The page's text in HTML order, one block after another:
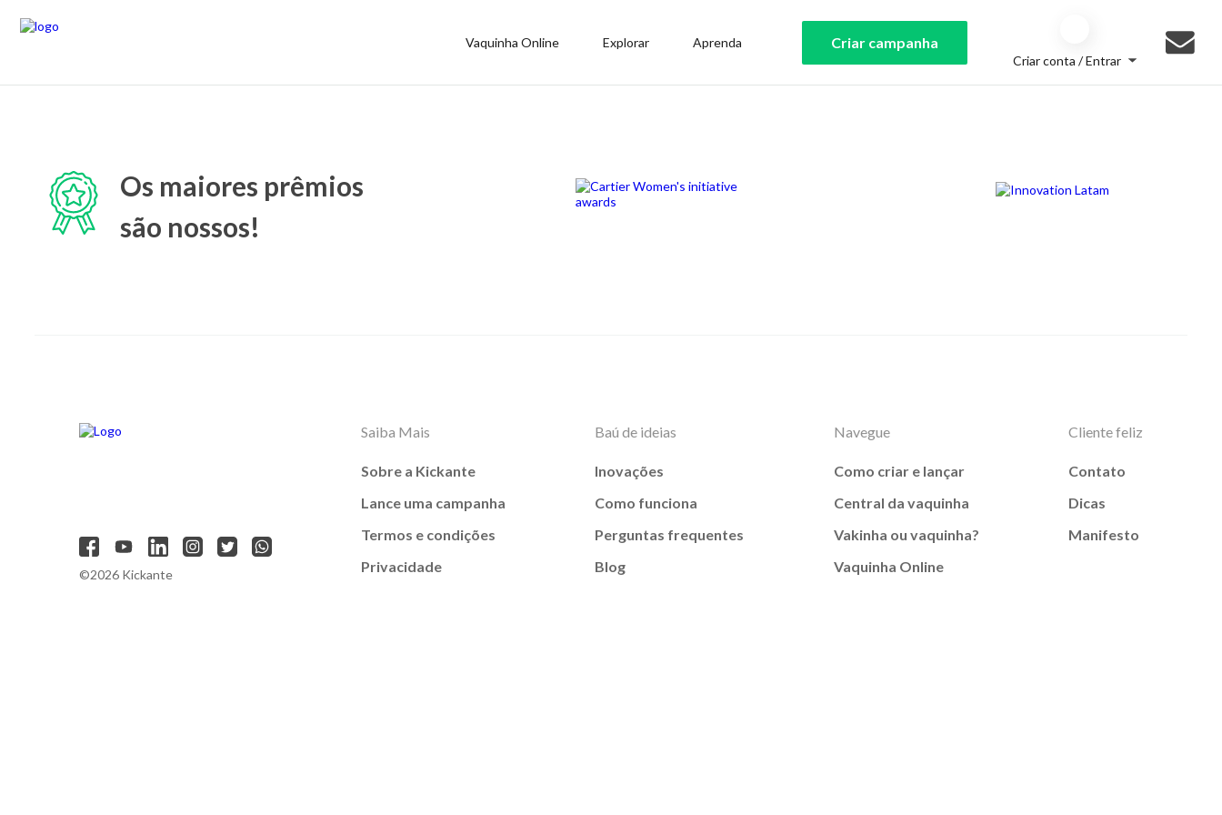
Vaquinha Online Explorar Aprenda Criar campanha
Criar conta / Entrar
Os maiores prêmios
são nossos!
©2026 Kickante
Saiba Mais
Sobre a Kickante
Lance uma campanha
Termos e condições
Privacidade
Baú de ideias
Inovações
Como funciona
Perguntas frequentes
Blog
Navegue
Como criar e lançar
Central da vaquinha
Vakinha ou vaquinha?
Vaquinha Online
Cliente feliz
Contato
Dicas
Manifesto